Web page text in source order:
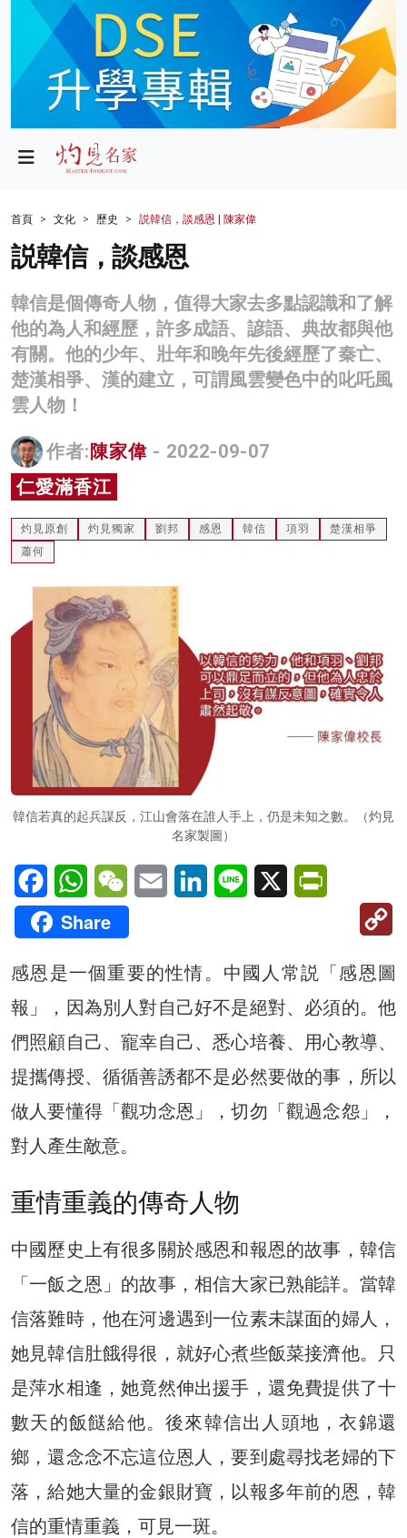
政局
財經
生活
商業
科技
影片
名家榜
灼見活動
首頁 文化 歷史 説韓信，談感恩 | 陳家偉
説韓信，談感恩
韓信是個傳奇人物，值得大家去多點認識和了解
他的為人和經歷，許多成語、諺語、典故都與他
有關。他的少年、壯年和晚年先後經歷了秦亡、
楚漢相爭、漢的建立，可謂風雲變色中的叱吒風
雲人物！
作者: 陳家偉 - 2022-09-07
仁愛滿香江
灼見原創 灼見獨家 劉邦 感恩 韓信 項羽
楚漢相爭
蕭何
韓信若真的起兵謀反，江山會落在誰人手上，仍是未知之數。（灼見
名家製圖）
FacebookWhatsAppWeChatEmail LinkedInLine X
Share
感恩是一個重要的性情。中國人常説「感恩圖
報」，因為別人對自己好不是絕對、必須的。他
們照顧自己、寵幸自己、悉心培養、用心教導、
提攜傳授、循循善誘都不是必然要做的事，所以
做人要懂得「觀功念恩」，切勿「觀過念怨」，
對人產生敵意。
重情重義的傳奇人物
中國歷史上有很多關於感恩和報恩的故事，韓信
「一飯之恩」的故事，相信大家已熟能詳。當韓
信落難時，他在河邊遇到一位素未謀面的婦人，
她見韓信肚餓得很，就好心煮些飯菜接濟他。只
是萍水相逢，她竟然伸出援手，還免費提供了十
數天的飯餸給他。後來韓信出人頭地，衣錦還
鄉，還念念不忘這位恩人，要到處尋找老婦的下
落，給她大量的金銀財寶，以報多年前的恩，韓
信的重情重義，可見一斑。